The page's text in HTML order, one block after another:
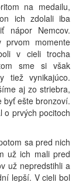
na medailu,
ich zdolali iba
nápor Nemcov.
momente
v cieli trocha
sme si však
tiež vynikajúco.
aj zo striebra,
byť ešte bronzoví.
o prvých pocitoch
sa pred nich
už ich mali pred
už nepredstihli a
lepší. V cieli bol